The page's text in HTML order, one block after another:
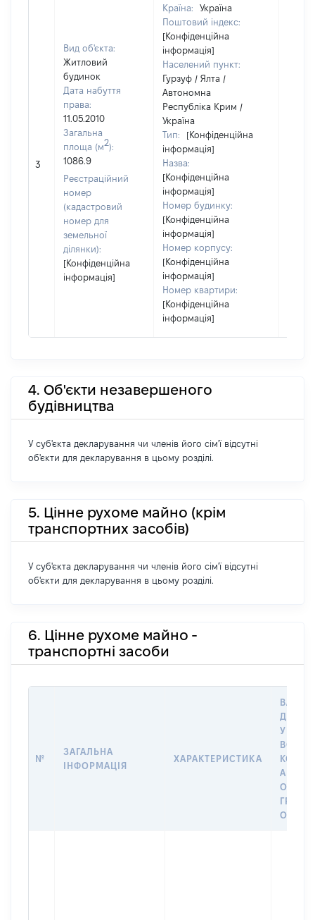
3
Вид об'єкта:
Житловий
будинок
Дата набуття
права:
11.05.2010
Загальна
площа (м2):
1086.9
Реєстраційний
номер
(кадастровий
номер для
земельної
ділянки):
[Конфіденційна
інформація]
Країна:
Україна
Поштовий індекс:
[Конфіденційна
інформація]
Населений пункт:
Гурзуф / Ялта /
Автономна
Республіка Крим /
Україна
Тип:
[Конфіденційна
інформація]
Назва:
[Конфіденційна
інформація]
Номер будинку:
[Конфіденційна
інформація]
Номер корпусу:
[Конфіденційна
інформація]
Номер квартири:
[Конфіденційна
інформація]
4. Об'єкти незавершеного
будівництва
У суб'єкта декларування чи членів його сім'ї відсутні
об'єкти для декларування в цьому розділі.
5. Цінне рухоме майно (крім
транспортних засобів)
У суб'єкта декларування чи членів його сім'ї відсутні
об'єкти для декларування в цьому розділі.
6. Цінне рухоме майно -
транспортні засоби
№
ЗАГАЛЬНА
ІНФОРМАЦІЯ
ХАРАКТЕРИСТИКА
ДАТУ
У
АБО